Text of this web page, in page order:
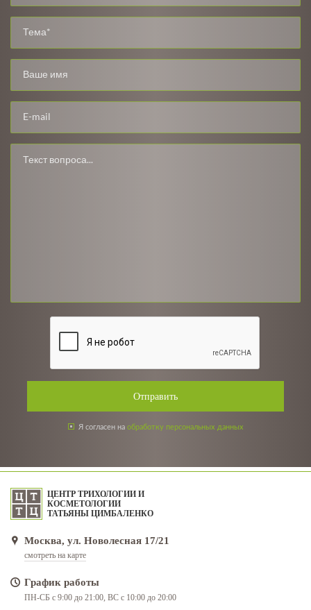
Отправить
Я согласен на обработку персональных данных
ЦЕНТР ТРИХОЛОГИИ И
КОСМЕТОЛОГИИ
ТАТЬЯНЫ ЦИМБАЛЕНКО
Москва, ул. Новолесная 17/21
смотреть на карте
График работы
ПН-СБ с 9:00 до 21:00, ВС с 10:00 до 20:00